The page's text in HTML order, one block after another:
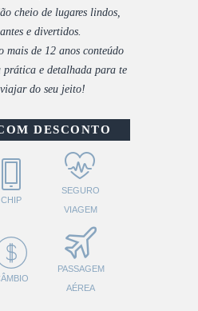
cheio de lugares lindos,
e divertidos.
de 12 anos conteúdo
prática e detalhada para te
do seu jeito!
DESCONTO
CHIP
SEGURO
VIAGEM
PASSAGEM
AÉREA